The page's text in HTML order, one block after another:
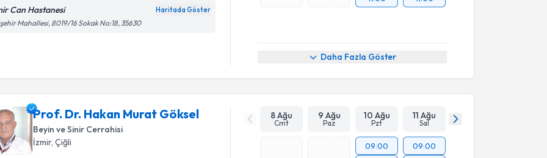
Can Hastanesi Haritada Göster
Mahallesi, 8019/16 Sokak No:18, 35630
Daha Fazla Göster
Prof. Dr. Hakan Murat Göksel
Beyin ve Sinir Cerrahisi
İzmir, Çiğli
8 Ağu
Cmt
9 Ağu
Paz
10 Ağu
Pzt
11 Ağu
Sal
09:00
09:00